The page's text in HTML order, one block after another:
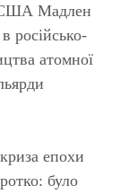
США Мадлен
російсько-
атомної
епохи
було